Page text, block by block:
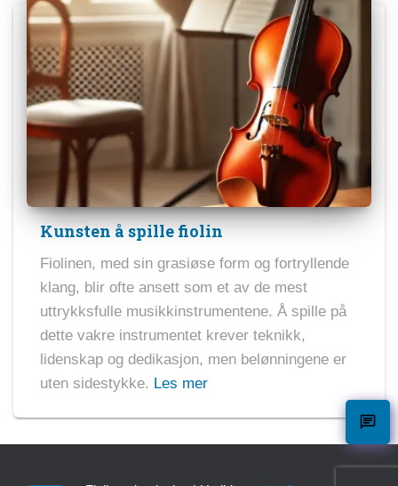
Kunsten å spille fiolin
Fiolinen, med sin grasiøse form og fortryllende
klang, blir ofte ansett som et av de mest
uttrykksfulle musikkinstrumentene. Å spille på
dette vakre instrumentet krever teknikk,
lidenskap og dedikasjon, men belønningene er
uten sidestykke. Les mer